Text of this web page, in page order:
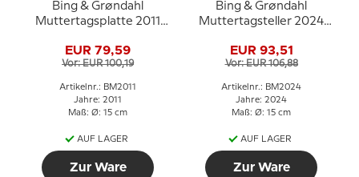
Bing & Grøndahl
Muttertagsplatte 2011
EUR 79,59
Vor: EUR 100,19
Artikelnr.: BM2011
Jahre: 2011
Maß: Ø: 15 cm
AUF LAGER
Zur Ware
Bing & Grøndahl
Muttertagsteller 2024
EUR 93,51
Vor: EUR 106,88
Artikelnr.: BM2024
Jahre: 2024
Maß: Ø: 15 cm
AUF LAGER
Zur Ware